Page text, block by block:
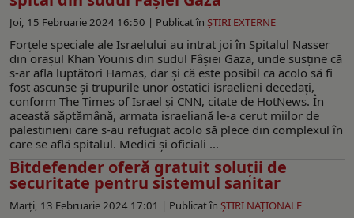
Joi, 15 Februarie 2024 16:50 | Publicat în ŞTIRI EXTERNE
Forțele speciale ale Israelului au intrat joi în Spitalul Nasser
din orașul Khan Younis din sudul Fâșiei Gaza, unde susține că
s-ar afla luptători Hamas, dar și că este posibil ca acolo să fi
fost ascunse și trupurile unor ostatici israelieni decedați,
conform The Times of Israel și CNN, citate de HotNews. În
această săptămână, armata israeliană le-a cerut miilor de
palestinieni care s-au refugiat acolo să plece din complexul în
care se află spitalul. Medici şi oficiali ...
Bitdefender oferă gratuit soluții de
securitate pentru sistemul sanitar
Marți, 13 Februarie 2024 17:01 | Publicat în ŞTIRI NAŢIONALE